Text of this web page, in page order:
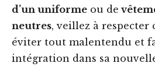
d’un uniforme ou de
neutres, veillez à respecter
éviter tout malentendu et
intégration dans sa